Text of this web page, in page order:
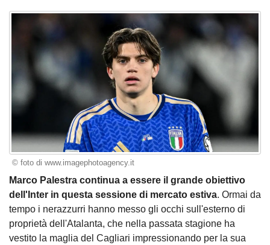
© foto di www.imagephotoagency.it
Marco Palestra continua a essere il grande obiettivo
dell'Inter in questa sessione di mercato estiva. Ormai da
tempo i nerazzurri hanno messo gli occhi sull'esterno di
proprietà dell'Atalanta, che nella passata stagione ha
vestito la maglia del Cagliari impressionando per la sua